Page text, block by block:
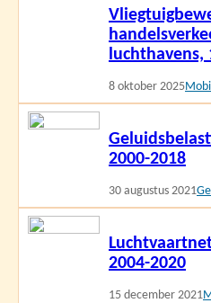
luchthavens,
8 oktober 2025
2000-2018
30 augustus 2021
Lees
2004-2020
15 december 2021
Lees